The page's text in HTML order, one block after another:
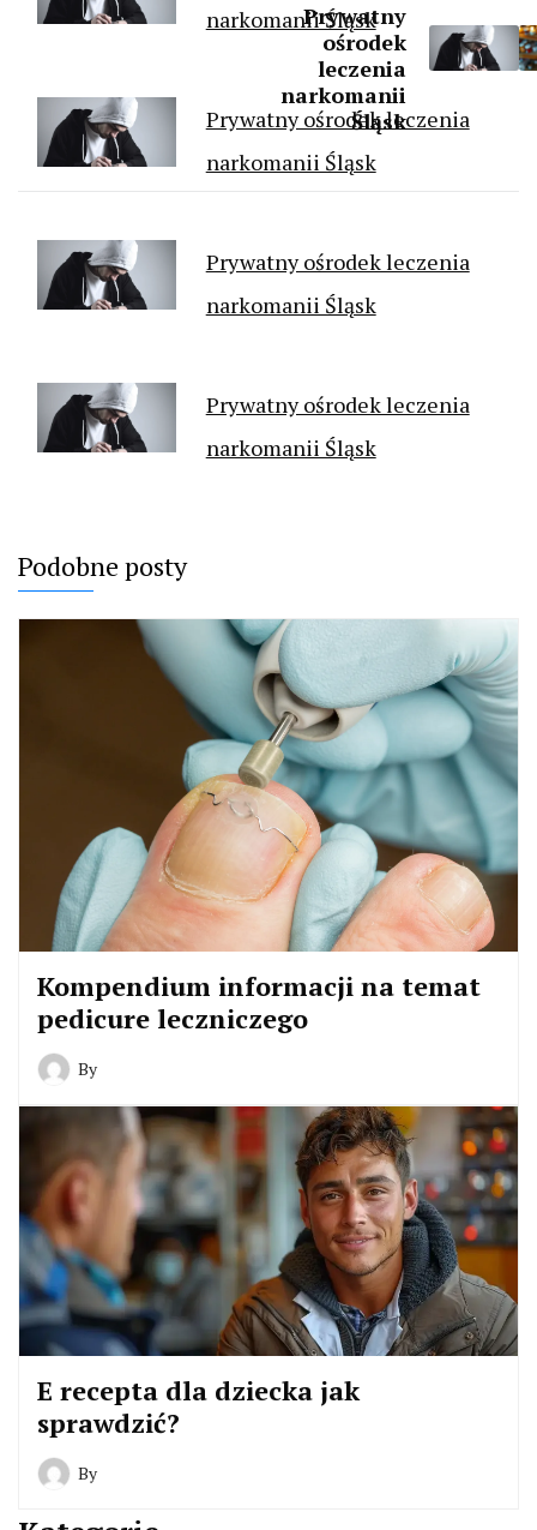
narkomanii Śląsk
Prywatny ośrodek leczenia
narkomanii Śląsk
Prywatny ośrodek leczenia
narkomanii Śląsk
Prywatny ośrodek leczenia
narkomanii Śląsk
Prywatny
ośrodek
leczenia
narkomanii
Śląsk
Podobne posty
Kompendium informacji na temat
pedicure leczniczego
By
E recepta dla dziecka jak
sprawdzić?
By